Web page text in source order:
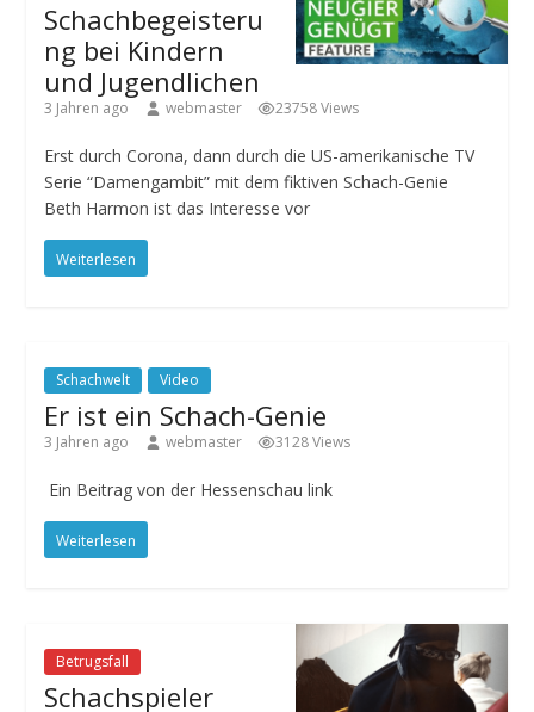
Schachbegeisteru
ng bei Kindern
und Jugendlichen
3 Jahren ago webmaster 23758 Views
Erst durch Corona, dann durch die US-amerikanische TV
Serie “Damengambit” mit dem fiktiven Schach-Genie
Beth Harmon ist das Interesse vor
Weiterlesen
Schachwelt Video
Er ist ein Schach-Genie
3 Jahren ago webmaster 3128 Views
Ein Beitrag von der Hessenschau link
Weiterlesen
Betrugsfall
Schachspieler